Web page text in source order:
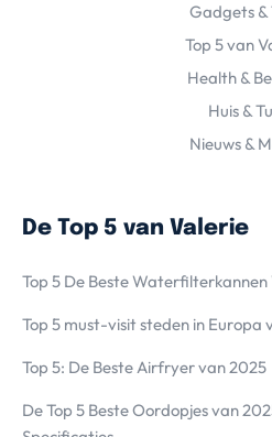
Gadgets &
Top 5 van
Health &
Huis &
Nieuws &
De Top 5 van Valerie
Top 5 De Beste Waterfilterkannen
Top 5 must-visit steden in Europa
Top 5: De Beste Airfryer van 2025
De Top 5 Beste Oordopjes van